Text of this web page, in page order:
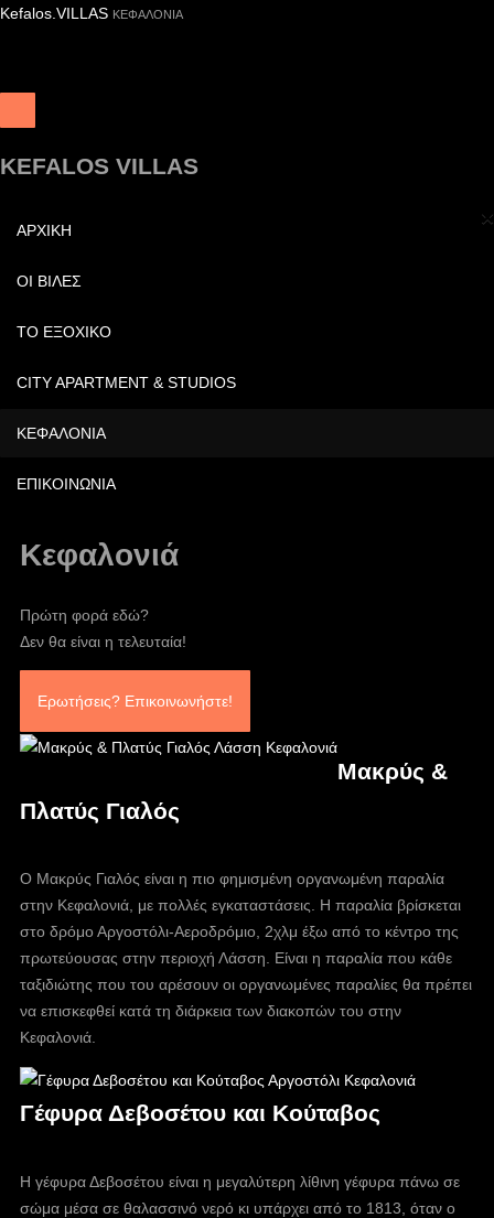
Kefalos.VILLAS ΚΕΦΑΛΟΝΙΑ
KEFALOS VILLAS
×
ΑΡΧΙΚΗ
ΟΙ ΒΙΛΕΣ
ΤΟ ΕΞΟΧΙΚΟ
CITY APARTMENT & STUDIOS
ΚΕΦΑΛΟΝΙΑ
ΕΠΙΚΟΙΝΩΝΙΑ
Κεφαλονιά
Πρώτη φορά εδώ?
Δεν θα είναι η τελευταία!
Ερωτήσεις? Επικοινωνήστε!
Μακρύς &
Πλατύς Γιαλός
Ο Μακρύς Γιαλός είναι η πιο φημισμένη οργανωμένη παραλία
στην Κεφαλονιά, με πολλές εγκαταστάσεις. Η παραλία βρίσκεται
στο δρόμο Αργοστόλι-Αεροδρόμιο, 2χλμ έξω από το κέντρο της
πρωτεύουσας στην περιοχή Λάσση. Είναι η παραλία που κάθε
ταξιδιώτης που του αρέσουν οι οργανωμένες παραλίες θα πρέπει
να επισκεφθεί κατά τη διάρκεια των διακοπών του στην
Κεφαλονιά.
Γέφυρα Δεβοσέτου και Κούταβος
Η γέφυρα Δεβοσέτου είναι η μεγαλύτερη λίθινη γέφυρα πάνω σε
σώμα μέσα σε θαλασσινό νερό κι υπάρχει από το 1813, όταν ο